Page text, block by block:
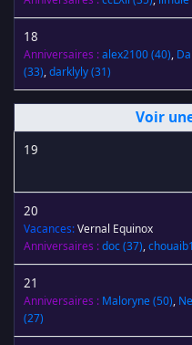
18
Anniversaires :alex2100(40),
(33),darklyly(31)
19
20
Vacances:Vernal Equinox
Anniversaires :doc(37),
21
Anniversaires : Maloryne(50),
(27)